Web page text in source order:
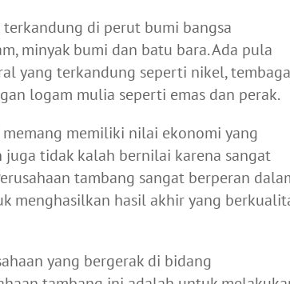
di perut bumi bangsa
minyak bumi dan batu bara. Ada pula
yang terkandung seperti nikel,
logam mulia seperti emas dan perak.
memiliki nilai ekonomi yang
tidak kalah bernilai karena sangat
tambang sangat berperan
menghasilkan hasil akhir yang
yang bergerak di bidang